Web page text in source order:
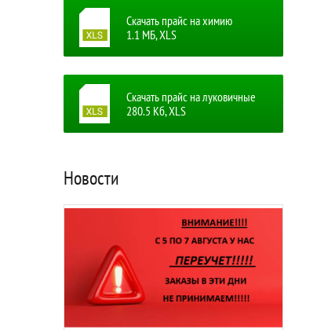
Скачать прайс на химию
1.1 MБ, XLS
Скачать прайс на луковичные
280.5 Кб, XLS
Новости